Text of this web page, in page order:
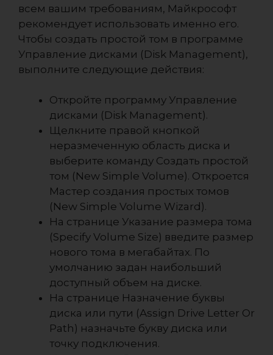
всем вашим требованиям, Майкрософт
рекомендует использовать именно его.
Чтобы создать простой том в программе
Управление дисками (Disk Management),
выполните следующие действия:
Откройте программу Управление
дисками (Disk Management).
Щелкните правой кнопкой
неразмеченную область диска и
выберите команду Создать простой
том (New Simple Volume). Откроется
Мастер создания простых томов
(New Simple Volume Wizard).
На странице Указание размера тома
(Specify Volume Size) введите размер
нового тома в мегабайтах. По
умолчанию задан наибольший
доступный объем на диске.
На странице Назначение буквы
диска или пути (Assign Drive Letter Or
Path) назначьте букву диска или
точку подключения.